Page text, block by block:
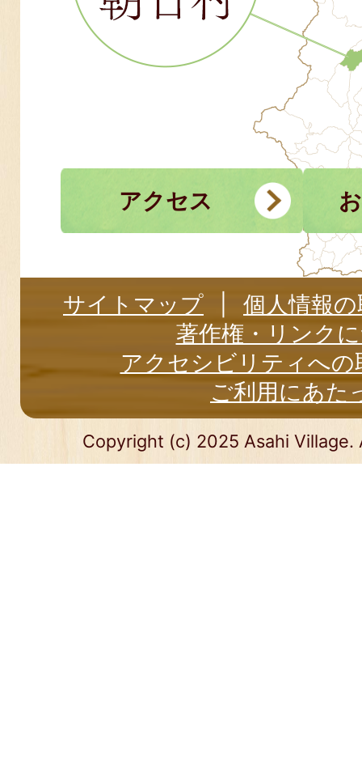
アクセス
サイトマップ
個人情報
著作権・リンク
アクセシビリティへの
ご利用にあた
Copyright (c) 2025 Asahi Village.